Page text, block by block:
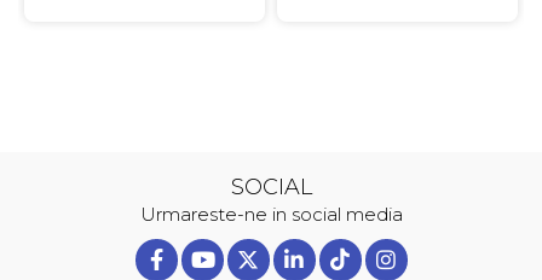
SOCIAL
Urmareste-ne in social media